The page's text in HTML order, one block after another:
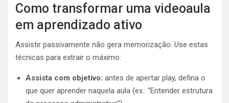
Como transformar uma videoaula
em aprendizado ativo
Assistir passivamente não gera memorização. Use estas
técnicas para extrair o máximo:
Assista com objetivo: antes de apertar play, defina o
que quer aprender naquela aula (ex.: “Entender estrutura